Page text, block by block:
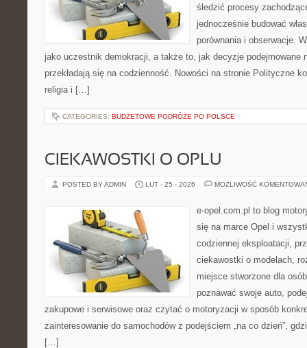
śledzić procesy
jednocześnie budować
porównania i obserwacje.
jako uczestnik demokracji, a także to, jak decyzje podejmowane
przekładają się na codzienność. Nowości na stronie Polityczne
religia i […]
CATEGORIES: BUDŻETOWE PODRÓŻE PO POLSCE
CIEKAWOSTKI O OPLU
POSTED BY ADMIN LUT - 25 - 2026 MOŻLIWOŚĆ
e-opel.com.pl to blog
się na marce Opel i
codziennej eksploatacji,
ciekawostki o modelach,
miejsce stworzone dla
poznawać swoje auto,
zakupowe i serwisowe oraz czytać o motoryzacji w sposób
zainteresowanie do samochodów z podejściem „na co dzień”,
[…]